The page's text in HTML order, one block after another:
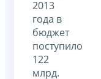
2013
года в
бюджет
поступило
122
млрд.